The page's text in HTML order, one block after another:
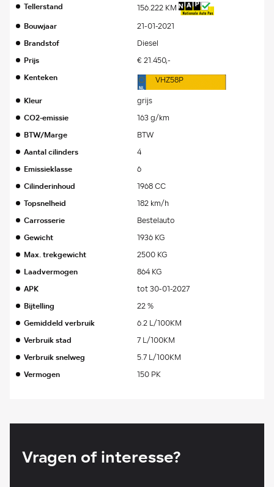
Tellerstand 156.222 KM
Bouwjaar 21-01-2021
Brandstof Diesel
Prijs € 21.450,-
Kenteken VHZ58P
Kleur grijs
CO2-emissie 163 g/km
BTW/Marge BTW
Aantal cilinders 4
Emissieklasse 6
Cilinderinhoud 1968 CC
Topsnelheid 182 km/h
Carrosserie Bestelauto
Gewicht 1936 KG
Max. trekgewicht 2500 KG
Laadvermogen 864 KG
APK tot 30-01-2027
Bijtelling 22 %
Gemiddeld verbruik 6.2 L/100KM
Verbruik stad 7 L/100KM
Verbruik snelweg 5.7 L/100KM
Vermogen 150 PK
Vragen of interesse?